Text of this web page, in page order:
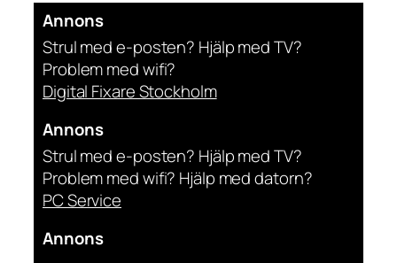
Annons
Strul med e-posten? Hjälp med TV?
Problem med wifi?
Digital Fixare Stockholm
Annons
Strul med e-posten? Hjälp med TV?
Problem med wifi? Hjälp med datorn?
PC Service
Annons